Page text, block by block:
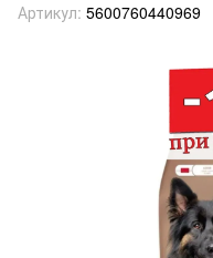
Артикул: 5600760440969